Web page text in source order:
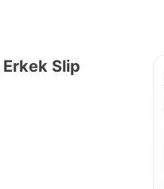
Slip